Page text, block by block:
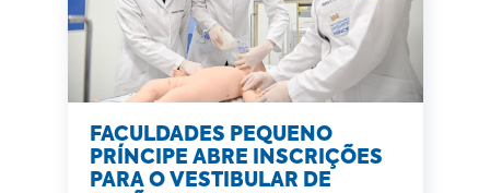
FACULDADES PEQUENO
PRÍNCIPE ABRE INSCRIÇÕES
PARA O VESTIBULAR DE